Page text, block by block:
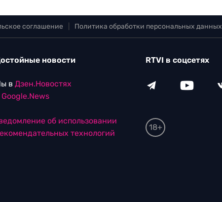
соглашение Политика обработки персональных данных
новости
в Дзен.Новостях
Google.News
об использовании
технологий
RTVI в соцсетях
18+